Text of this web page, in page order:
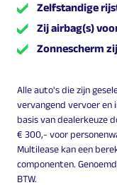
Zelfstandige
Zij airbag(s)
Zonnescherm
Alle auto's die zijn
vervangend vervoer en
basis van dealerkeuze
€ 300,- voor
Multilease kan een
componenten.
BTW.